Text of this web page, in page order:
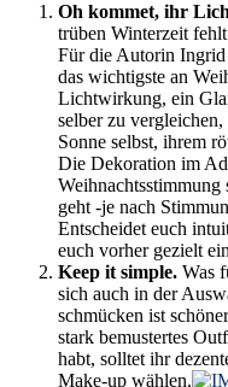
Oh kommet, ihr
trüben Winterzeit
Für die Autorin Ingrid
das wichtigste an
Lichtwirkung, ein
selber zu
Sonne selbst, ihrem
Die Dekoration im
Weihnachtsstimmung
geht -je nach
Entscheidet euch
euch vorher gezielt
Keep it simple. Was
sich auch in der
schmücken ist
stark bemustertes
habt, solltet ihr
Make-up wählen.